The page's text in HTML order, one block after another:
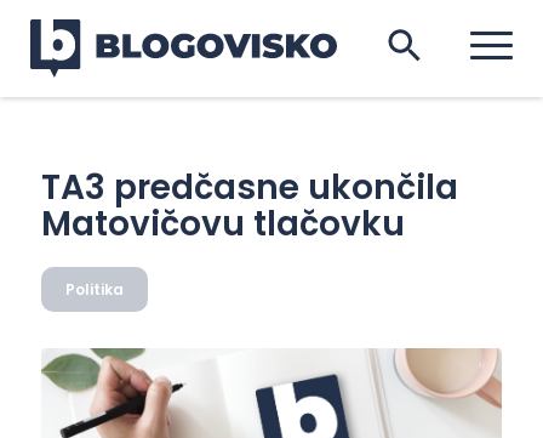
TA3 predčasne ukončila
Matovičovu tlačovku
Politika